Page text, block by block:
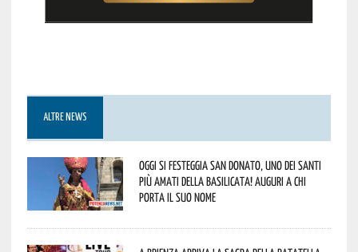
ALTRE NEWS
Oggi si festeggia San Donato, uno dei Santi
più amati della Basilicata! Auguri a chi
porta il suo nome